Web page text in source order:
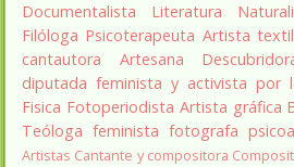
Documentalista Literatura
Filóloga Psicoterapeuta Artista textil
cantautora
Artesana
diputada feminista y activista por
Fisica Fotoperiodista Artista gráfica
Teóloga feminista fotografa
Artistas Cantante y compositora